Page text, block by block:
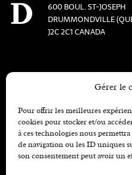
Gérer le
Pour offrir les meilleures
cookies pour stocker et/ou
à ces technologies nous
de navigation ou les ID uniques
son consentement peut avoir un
600 BOUL. ST-JOSEPH
DRUMMONDVILLE
J2C 2C1 CANADA